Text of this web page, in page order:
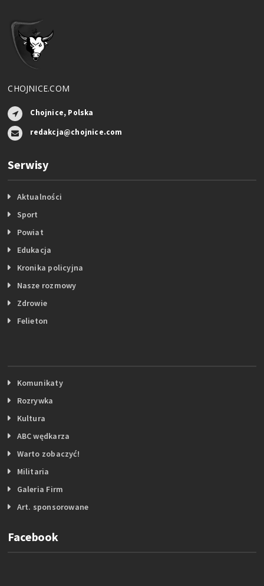
CHOJNICE.COM
Chojnice, Polska
redakcja@chojnice.com
Serwisy
Aktualności
Sport
Powiat
Edukacja
Kronika policyjna
Nasze rozmowy
Zdrowie
Felieton
Komunikaty
Rozrywka
Kultura
ABC wędkarza
Warto zobaczyć!
Militaria
Galeria Firm
Art. sponsorowane
Facebook